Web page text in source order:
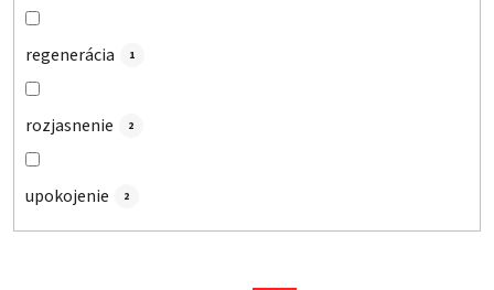
regenerácia 1
rozjasnenie 2
upokojenie 2